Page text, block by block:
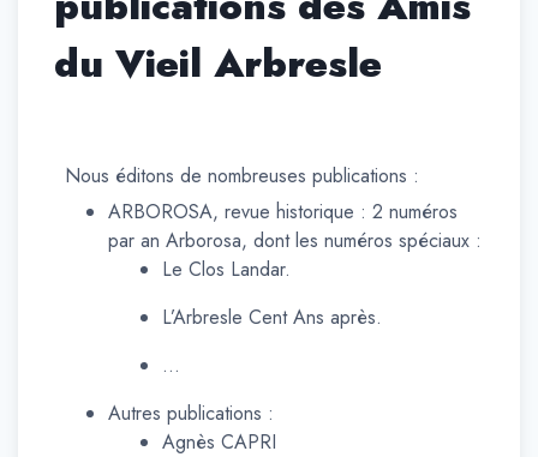
du Vieil Arbresle
Nous éditons de nombreuses publications :
ARBOROSA, revue historique : 2 numéros
par an Arborosa, dont les numéros spéciaux :
Le Clos Landar.
L’Arbresle Cent Ans après.
…
Autres publications :
Agnès CAPRI